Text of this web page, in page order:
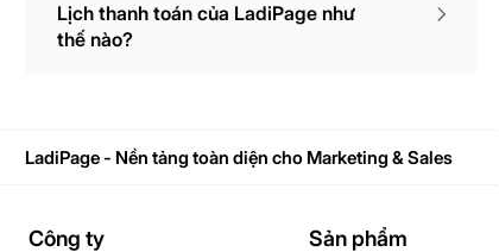
Lịch thanh toán của LadiPage như
thế nào?
LadiPage - Nền tảng toàn diện cho Marketing & Sales
Công ty Sản phẩm